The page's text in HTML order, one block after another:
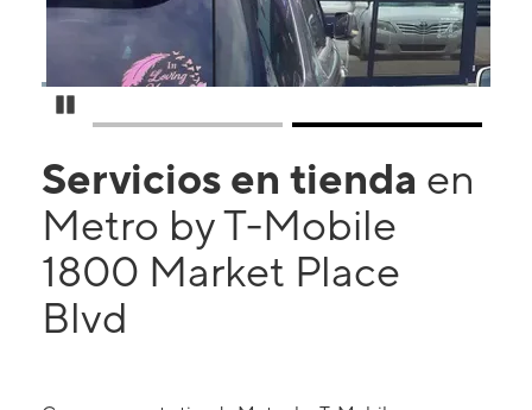
Servicios en tienda en
Metro by T-Mobile
1800 Market Place
Blvd